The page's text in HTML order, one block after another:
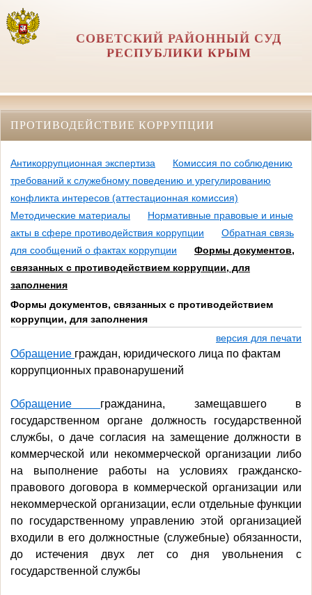
СОВЕТСКИЙ РАЙОННЫЙ СУД
РЕСПУБЛИКИ КРЫМ
ПРОТИВОДЕЙСТВИЕ КОРРУПЦИИ
Антикоррупционная экспертиза
Комиссия по соблюдению
требований к служебному поведению и урегулированию
конфликта интересов (аттестационная комиссия)
Методические материалы
Нормативные правовые и иные
акты в сфере противодействия коррупции
Обратная связь
для сообщений о фактах коррупции
Формы документов,
связанных с противодействием коррупции, для
заполнения
Формы документов, связанных с противодействием
коррупции, для заполнения
версия для печати
Обращение граждан, юридического лица по фактам
коррупционных правонарушений
Обращение гражданина, замещавшего в
государственном органе должность государственной
службы, о даче согласия на замещение должности в
коммерческой или некоммерческой организации либо
на выполнение работы на условиях гражданско-
правового договора в коммерческой организации или
некоммерческой организации, если отдельные функции
по государственному управлению этой организацией
входили в его должностные (служебные) обязанности,
до истечения двух лет со дня увольнения с
государственной службы